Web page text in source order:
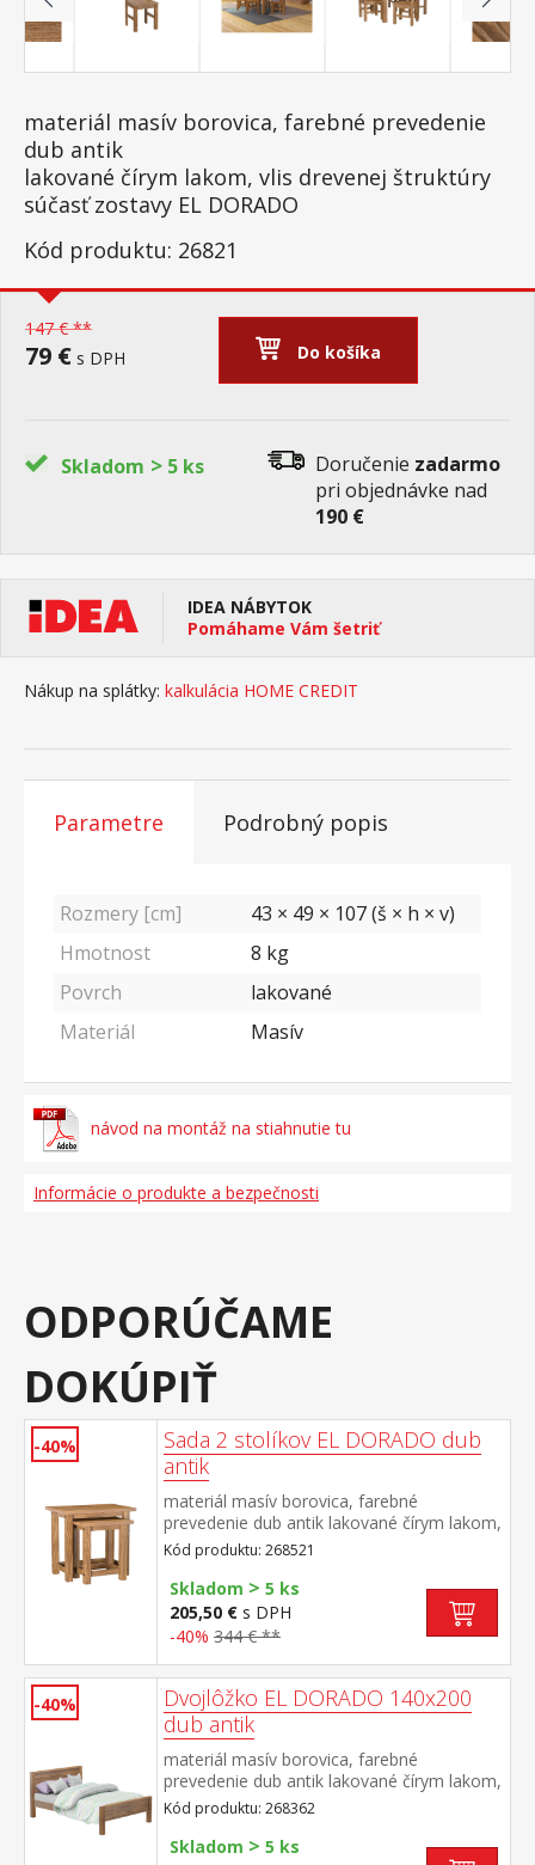
materiál masív borovica, farebné prevedenie
dub antik
lakované čírym lakom, vlis drevenej štruktúry
súčasť zostavy EL DORADO
Kód produktu: 26821
147 € **
79 € s DPH Do košíka
Skladom > 5 ks Doručenie zadarmo
pri objednávke nad
190 €
IDEA NÁBYTOK
Pomáhame Vám šetriť
Nákup na splátky: kalkulácia HOME CREDIT
Parametre Podrobný popis
Rozmery [cm]
43 × 49 × 107 (š × h × v)
Hmotnost
8 kg
Povrch
lakované
Materiál
Masív
návod na montáž na stiahnutie tu
Informácie o produkte a bezpečnosti
ODPORÚČAME
DOKÚPIŤ
-40%
Sada 2 stolíkov EL DORADO dub
antik
materiál masív borovica, farebné
prevedenie dub antik lakované čírym lakom,
vlis drevenej štruktúry rozmer menšieho
stolíka (š/h/v) 46 × 36 × 50 cm súčasť
zostavy EL DORADO
Kód produktu: 268521
Skladom > 5 ks
205,50 € s DPH
-40% 344 € **
-40%
Dvojlôžko EL DORADO 140x200
dub antik
materiál masív borovica, farebné
prevedenie dub antik lakované čírym lakom,
vlis drevenej štruktúry cena bez roštu a
matraca odporúčaný rozmer matraca 140 ×
200 cm a rošt R3 súčasť zostavy EL
Kód produktu: 268362
Skladom > 5 ks